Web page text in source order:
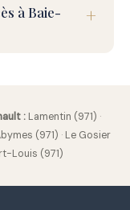
à Baie-
: Lamentin (971) ·
(971) · Le Gosier
Louis (971)